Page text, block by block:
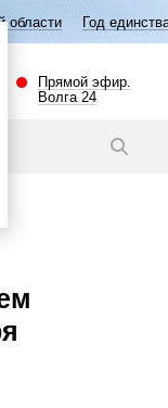
народов России
Прямой эфир.
Волга 24